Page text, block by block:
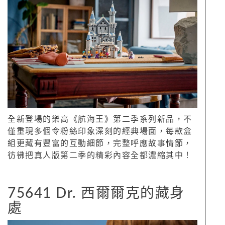
全新登場的樂高《航海王》第二季系列新品，不
僅重現多個令粉絲印象深刻的經典場面，每款盒
組更藏有豐富的互動細節，完整呼應故事情節，
彷彿把真人版第二季的精彩內容全都濃縮其中！
75641 Dr. 西爾爾克的藏身
處